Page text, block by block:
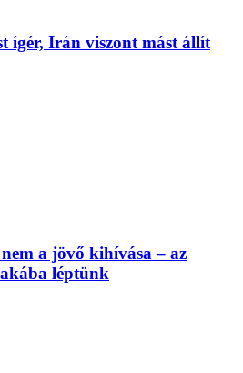
ígér, Irán viszont mást állít
a jövő kihívása – az
léptünk